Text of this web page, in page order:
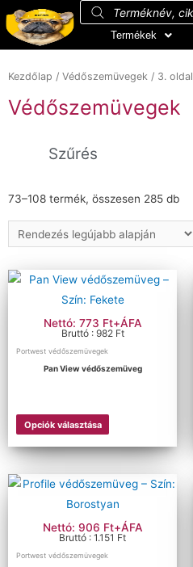
Termékek
Kezdőlap / Védőszemüvegek / 3. oldal
Védőszemüvegek
Szűrés
3M™ szemüvegek
Cerva védőszemüvegek
Europrotection szemüvegek
Hegesztőszemüvegek
Kiegészítők
Vegyszerálló szemüvegek
—30 052 Ft
Méret szerinti szűrés
73–108 termék, összesen 285 db
Nettó: 773 Ft+ÁFA
Bruttó : 982 Ft
Portwest védőszemüvegek
Pan View védőszemüveg
Opciók választása
Nettó: 906 Ft+ÁFA
Bruttó : 1.151 Ft
Portwest védőszemüvegek